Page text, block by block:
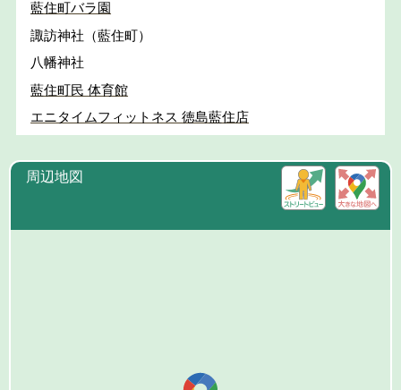
藍住町バラ園
諏訪神社（藍住町）
八幡神社
藍住町民 体育館
エニタイムフィットネス 徳島藍住店
周辺地図